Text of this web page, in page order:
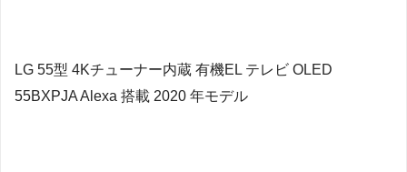
LG 55型 4Kチューナー内蔵 有機EL テレビ OLED
55BXPJA Alexa 搭載 2020 年モデル